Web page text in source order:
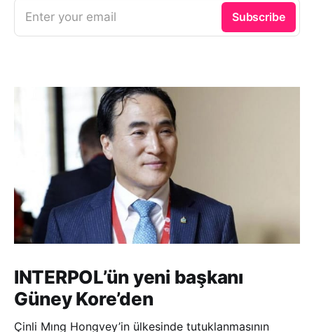
Enter your email Subscribe
INTERPOL’ün yeni başkanı
Güney Kore’den
Çinli Mıng Hongvey’in ülkesinde tutuklanmasının